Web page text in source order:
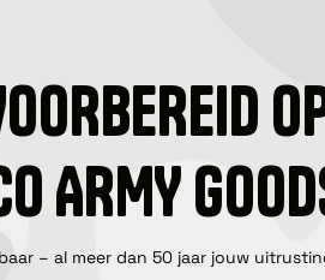
ARMY
– al meer dan 50 jaar jouw